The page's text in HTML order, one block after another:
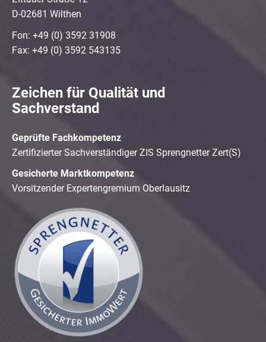
D-02681 Wilthen
Fon: +49 (0) 3592 31908
Fax: +49 (0) 3592 543135
Zeichen für Qualität und
Sachverstand
Geprüfte Fachkompetenz
Zertifizierter Sachverständiger ZIS Sprengnetter Zert(S)
Gesicherte Marktkompetenz
Vorsitzender Expertengremium Oberlausitz